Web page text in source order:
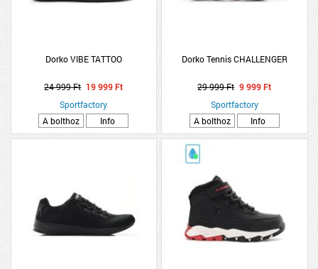
Dorko VIBE TATTOO
24 999 Ft 19 999 Ft
Sportfactory
A bolthoz
Info
Dorko Tennis CHALLENGER
29 999 Ft 9 999 Ft
Sportfactory
A bolthoz
Info